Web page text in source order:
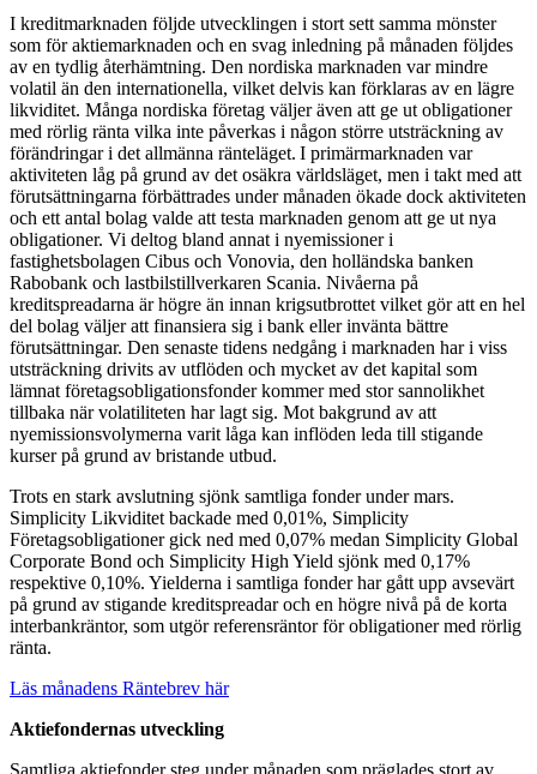
I kreditmarknaden följde utvecklingen i stort sett samma mönster
som för aktiemarknaden och en svag inledning på månaden följdes
av en tydlig återhämtning. Den nordiska marknaden var mindre
volatil än den internationella, vilket delvis kan förklaras av en lägre
likviditet. Många nordiska företag väljer även att ge ut obligationer
med rörlig ränta vilka inte påverkas i någon större utsträckning av
förändringar i det allmänna ränteläget. I primärmarknaden var
aktiviteten låg på grund av det osäkra världsläget, men i takt med att
förutsättningarna förbättrades under månaden ökade dock aktiviteten
och ett antal bolag valde att testa marknaden genom att ge ut nya
obligationer. Vi deltog bland annat i nyemissioner i
fastighetsbolagen Cibus och Vonovia, den holländska banken
Rabobank och lastbilstillverkaren Scania. Nivåerna på
kreditspreadarna är högre än innan krigsutbrottet vilket gör att en hel
del bolag väljer att finansiera sig i bank eller invänta bättre
förutsättningar. Den senaste tidens nedgång i marknaden har i viss
utsträckning drivits av utflöden och mycket av det kapital som
lämnat företagsobligationsfonder kommer med stor sannolikhet
tillbaka när volatiliteten har lagt sig. Mot bakgrund av att
nyemissionsvolymerna varit låga kan inflöden leda till stigande
kurser på grund av bristande utbud.
Trots en stark avslutning sjönk samtliga fonder under mars.
Simplicity Likviditet backade med 0,01%, Simplicity
Företagsobligationer gick ned med 0,07% medan Simplicity Global
Corporate Bond och Simplicity High Yield sjönk med 0,17%
respektive 0,10%. Yielderna i samtliga fonder har gått upp avsevärt
på grund av stigande kreditspreadar och en högre nivå på de korta
interbankräntor, som utgör referensräntor för obligationer med rörlig
ränta.
Läs månadens Räntebrev här
Aktiefondernas utveckling